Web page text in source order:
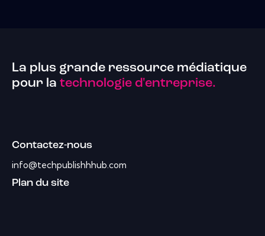
La plus grande ressource médiatique
pour la technologie d'entreprise.
Contactez-nous
info@techpublishhhub.com
Plan du site